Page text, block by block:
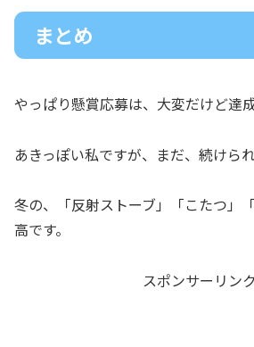
まとめ
やっぱり懸賞応募は、大変だけど達
あきっぽい私ですが、まだ、続けられ
冬の、「反射ストーブ」「こたつ」
高です。
スポンサーリンク